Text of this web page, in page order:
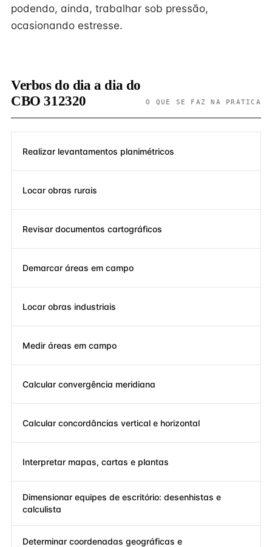
podendo, ainda, trabalhar sob pressão,
ocasionando estresse.
Verbos do dia a dia do
CBO 312320
O QUE SE FAZ NA PRÁTICA
Realizar levantamentos planimétricos
Locar obras rurais
Revisar documentos cartográficos
Demarcar áreas em campo
Locar obras industriais
Medir áreas em campo
Calcular convergência meridiana
Calcular concordâncias vertical e horizontal
Interpretar mapas, cartas e plantas
Dimensionar equipes de escritório: desenhistas e
calculista
Determinar coordenadas geográficas e